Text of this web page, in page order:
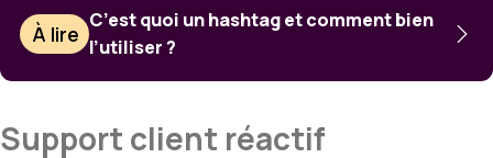
À lire
C’est quoi un hashtag et comment bien
l’utiliser ?
Support client réactif